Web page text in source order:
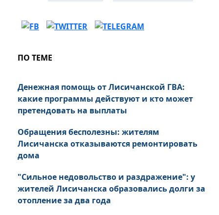
ПО ТЕМЕ
Денежная помощь от Лисичанской ГВА:
какие программы действуют и кто может
претендовать на выплаты
Обращения бесполезны: жителям
Лисичанска отказываются ремонтировать
дома
"Сильное недовольство и раздражение": у
жителей Лисичанска образовались долги за
отопление за два года